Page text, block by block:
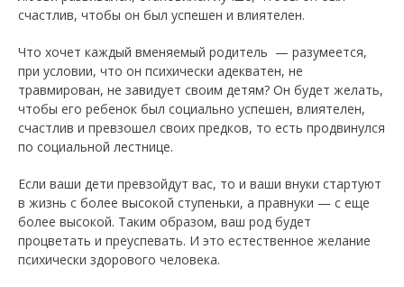
счастлив, чтобы он был успешен и влиятелен.
Что хочет каждый вменяемый родитель — разумеется,
при условии, что он психически адекватен, не
травмирован, не завидует своим детям? Он будет желать,
чтобы его ребенок был социально успешен, влиятелен,
счастлив и превзошел своих предков, то есть продвинулся
по социальной лестнице.
Если ваши дети превзойдут вас, то и ваши внуки стартуют
в жизнь с более высокой ступеньки, а правнуки — с еще
более высокой. Таким образом, ваш род будет
процветать и преуспевать. И это естественное желание
психически здорового человека.